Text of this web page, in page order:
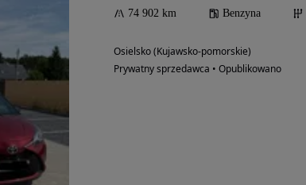
74 902 km Benzyna
Osielsko (Kujawsko-pomorskie)
Prywatny sprzedawca • Opublikowano